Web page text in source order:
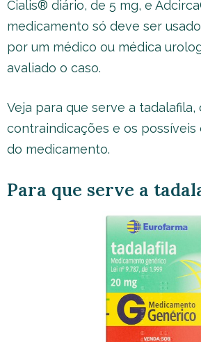
Cialis® diário, de 5 mg, e
medicamento só deve ser
por um médico ou médica
avaliado o caso.
Veja para que serve a tadalafila,
contraindicações e os
do medicamento.
Para que serve a